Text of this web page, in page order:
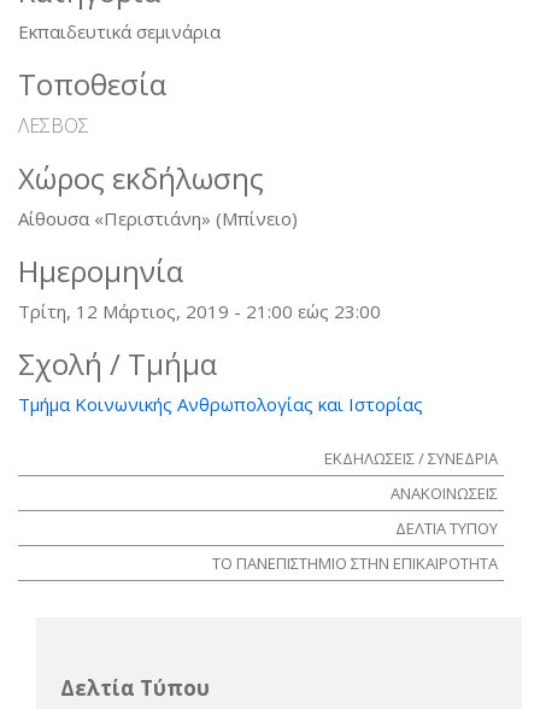
Εκπαιδευτικά σεμινάρια
Τοποθεσία
ΛΕΣΒΟΣ
Χώρος εκδήλωσης
Αίθουσα «Περιστιάνη» (Μπίνειο)
Ημερομηνία
Τρίτη, 12 Μάρτιος, 2019 - 21:00 εώς 23:00
Σχολή / Τμήμα
Τμήμα Κοινωνικής Ανθρωπολογίας και Ιστορίας
ΕΚΔΗΛΩΣΕΙΣ / ΣΥΝΕΔΡΙΑ
ΑΝΑΚΟΙΝΩΣΕΙΣ
ΔΕΛΤΙΑ ΤΥΠΟΥ
ΤΟ ΠΑΝΕΠΙΣΤΗΜΙΟ ΣΤΗΝ ΕΠΙΚΑΙΡΟΤΗΤΑ
Δελτία Τύπου